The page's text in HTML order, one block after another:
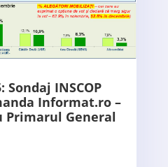
Sondaj INSCOP
Informat.ro –
General